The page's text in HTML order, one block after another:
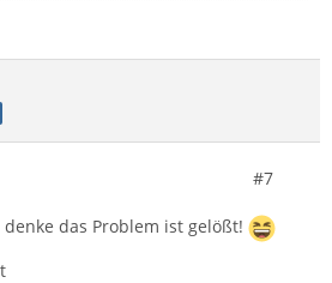
#7
das Problem ist gelößt!